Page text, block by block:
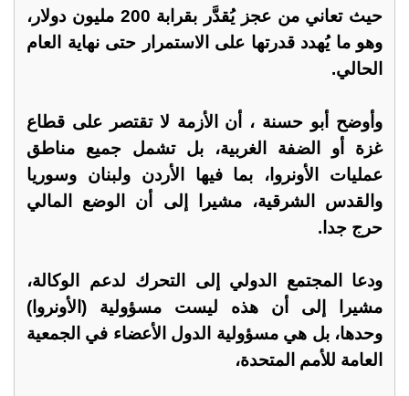
حيث تعاني من عجز يُقدَّر بقرابة 200 مليون دولار،
وهو ما يُهدد قدرتها على الاستمرار حتى نهاية العام
الحالي.
وأوضح أبو حسنة ، أن الأزمة لا تقتصر على قطاع
غزة أو الضفة الغربية، بل تشمل جميع مناطق
عمليات الأونروا، بما فيها الأردن ولبنان وسوريا
والقدس الشرقية، مشيرا إلى أن الوضع المالي
حرج جدا.
ودعا المجتمع الدولي إلى التحرك لدعم الوكالة،
مشيرا إلى أن هذه ليست مسؤولية (الأونروا)
وحدها، بل هي مسؤولية الدول الأعضاء في الجمعية
العامة للأمم المتحدة،